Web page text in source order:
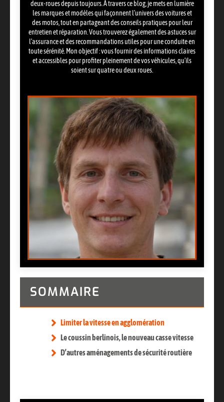
deux-roues depuis toujours. À travers ce blog, je mets en lumière
les marques et modèles qui façonnent l’univers des voitures et
des motos, tout en partageant des conseils pratiques pour leur
entretien et réparation. Vous trouverez également des astuces sur
l’assurance et des recommandations utiles pour une conduite en
toute sérénité. Mon objectif : vous fournir des informations claires
et accessibles pour profiter pleinement de vos véhicules, qu’ils
soient sur quatre ou deux roues.
SOMMAIRE
Limiter la vitesse en agglomération
Le coussin berlinois, le nouveau casse vitesse
D’autres aménagements de sécurité routière